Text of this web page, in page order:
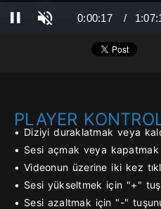
Duraklat
Süre
0:00:17 /
PLAYER
• Diziyi duraklatmak veya
• Sesi açmak veya
• Videonun üzerine iki kez
• Sesi yükseltmek için "+"
• Sesi azaltmak için "-"